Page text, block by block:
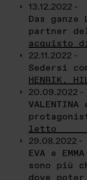
13.12.2022 -
Das
partner
acquisto
22.11.2022 -
Sedersi
HENRIK,
20.09.2022 -
letto
29.08.2022 -
EVA e
sono più
dove